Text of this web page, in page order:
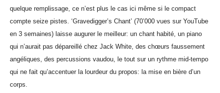
quelque remplissage, ce n’est plus le cas ici même si le compact
compte seize pistes. ‘Gravedigger’s Chant’ (70’000 vues sur YouTube
en 3 semaines) laisse augurer le meilleur: un chant habité, un piano
qui n’aurait pas dépareillé chez Jack White, des chœurs faussement
angéliques, des percussions vaudou, le tout sur un rythme mid-tempo
qui ne fait qu’accentuer la lourdeur du propos: la mise en bière d’un
corps.